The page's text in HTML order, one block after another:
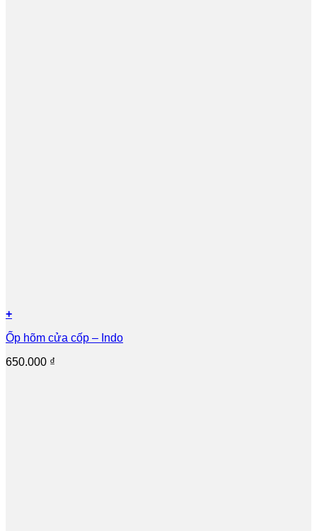
+
Ốp hõm cửa cốp – Indo
650.000 ₫